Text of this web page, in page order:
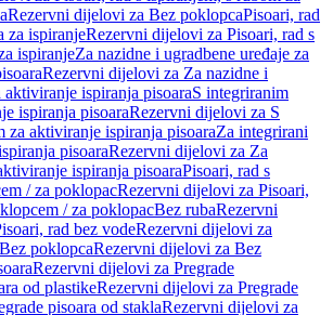
Rezervni dijelovi za Bez poklopcaPisoari, rad
za ispiranjeRezervni dijelovi za Pisoari, rad s
ispiranjeZa nazidne i ugradbene uređaje za
Rezervni dijelovi za Za nazidne i
aktiviranje ispiranja pisoaraS integriranim
ispiranja pisoaraRezervni dijelovi za S
za aktiviranje ispiranja pisoaraZa integrirani
pisoaraRezervni dijelovi za Za
ispiranja pisoaraPisoari, rad s
/ za poklopacRezervni dijelovi za Pisoari,
/ za poklopacBez rubaRezervni
rad bez vodeRezervni dijelovi za
Bez poklopcaRezervni dijelovi za Bez
Rezervni dijelovi za Pregrade
od plastikeRezervni dijelovi za Pregrade
pisoara od staklaRezervni dijelovi za